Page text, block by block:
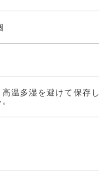
温多湿を避けて保存し